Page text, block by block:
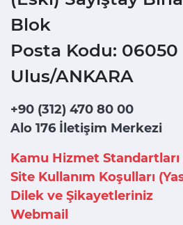
Blok
Posta Kodu: 06050
Ulus/ANKARA
+90 (312) 470 80 00
Alo 176 İletişim Merkezi
Kamu Hizmet Standartları
Site Kullanım Koşulları
Dilek ve Şikayetleriniz
Webmail